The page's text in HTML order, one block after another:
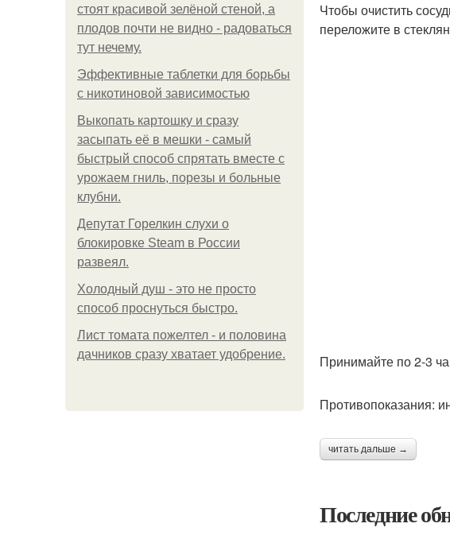
стоят красивой зелёной стеной, а
плодов почти не видно - радоваться
тут нечему.
Эффективные таблетки для борьбы
с никотиновой зависимостью
Выкопать картошку и сразу
засыпать её в мешки - самый
быстрый способ спрятать вместе с
урожаем гниль, порезы и больные
клубни.
Депутат Горелкин слухи о
блокировке Steam в России
развеял.
Холодный душ - это не просто
способ проснуться быстро.
Лист томата пожелтел - и половина
дачников сразу хватает удобрение.
Чтобы очистить
переложите в
Принимайте по 2-3
Противопоказания:
читать дальше →
Последние